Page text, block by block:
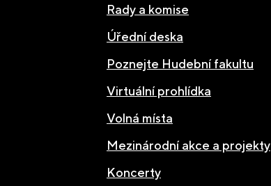
Rady a komise
Úřední deska
Poznejte Hudební fakultu
Virtuální prohlídka
Volná místa
Mezinárodní akce a projekty
Koncerty